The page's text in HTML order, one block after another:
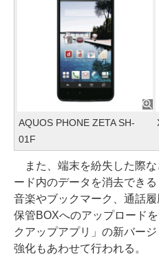
AQUOS PHONE ZETA SH-
01F
また、端末を紛失した際な
ード内のデータを消去できる
音楽やブックマーク、通話
保管BOXへのアップロード
クアップアプリ」の新バー
強化もあわせて行われる。